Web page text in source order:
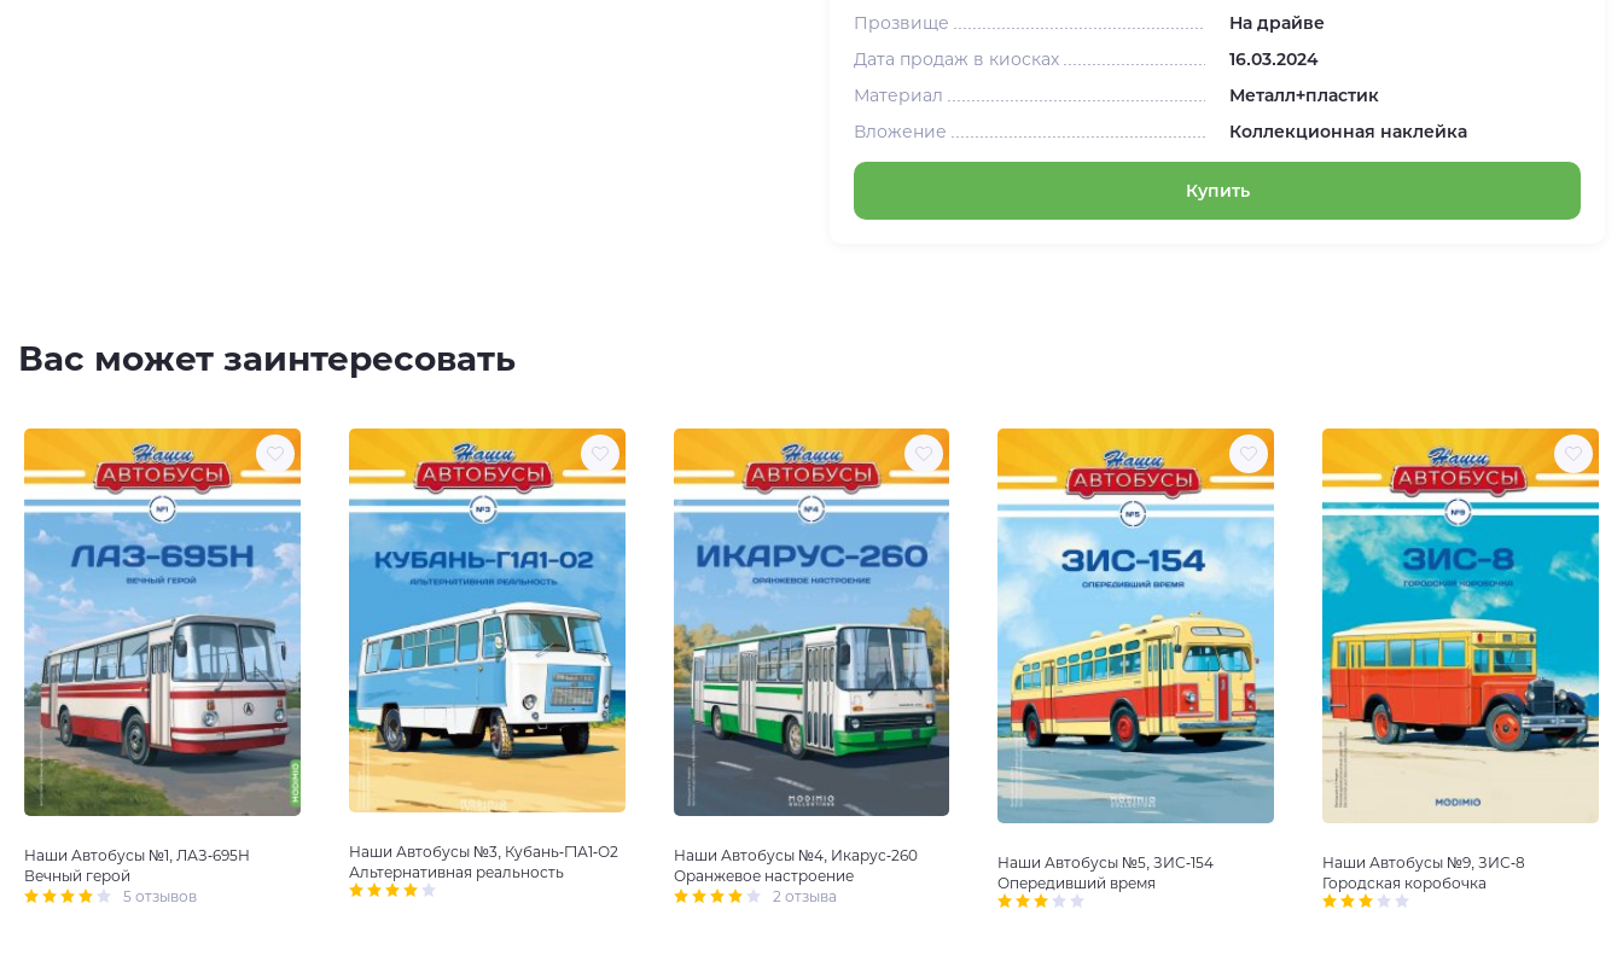
Прозвище
На драйве
Дата продаж в киосках
16.03.2024
Материал
Металл+пластик
Вложение
Коллекционная наклейка
Купить
Вас может заинтересовать
Наши Автобусы №1, ЛАЗ-695Н
Вечный герой
5 отзывов
Наши Автобусы №3, Кубань-Г1А1-О2
Альтернативная реальность
Наши Автобусы №4, Икарус-260
Оранжевое настроение
2 отзыва
Наши Автобусы №5, ЗИС-154
Опередивший время
Наши Автобусы №9, ЗИС-8
Городская коробочка